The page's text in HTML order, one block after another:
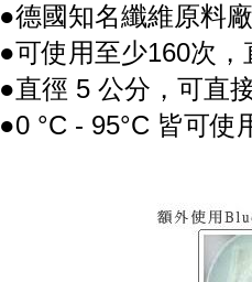
●德國知名纖維原料
●可使用至少160次
●直徑 5 公分，可直
●0 °C - 95°C 皆可使